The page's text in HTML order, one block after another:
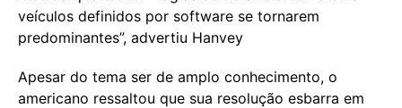
veículos definidos por software se tornarem
predominantes”, advertiu Hanvey
Apesar do tema ser de amplo conhecimento, o
americano ressaltou que sua resolução esbarra em